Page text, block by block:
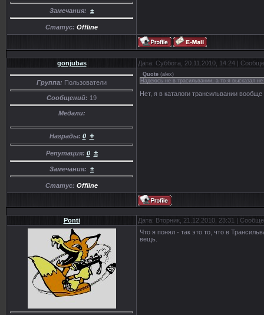
Замечания: ±
Статус: Offline
gonjubas Дата: Суббота, 20.11.2010, 14:24 |
Группа: Пользователи
Сообщений: 19
Медали:
Награды: 0 +
Репутация: 0 ±
Замечания: ±
Статус: Offline
Quote (alex)
Надеюсь не в трасильвании, а то я высказал
Нет, я в каталоги трансильвании
Ponti
Дата: Вторник, 21.12.2010, 23:31 |
Что я понял - так это то, что в
вещь.